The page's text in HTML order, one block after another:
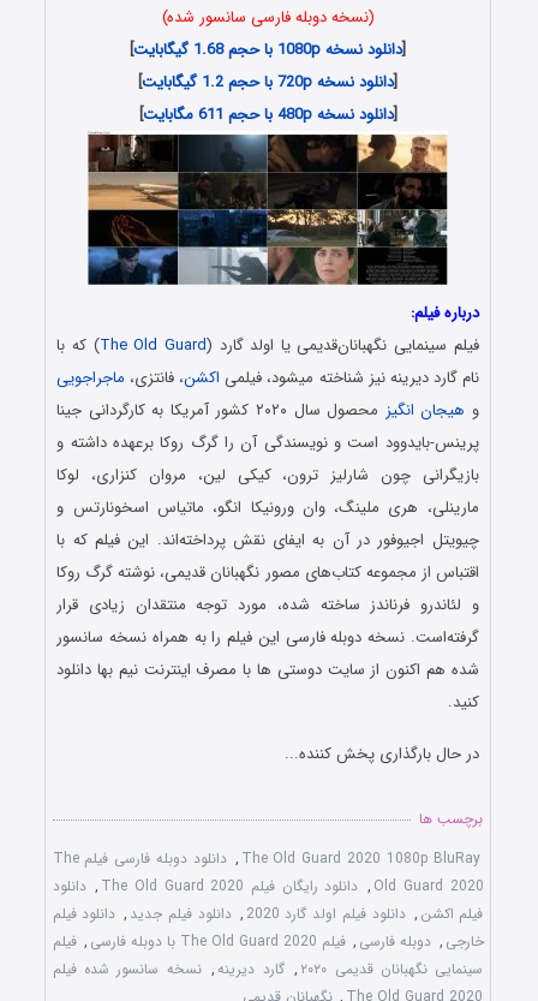
(نسخه دوبله فارسی سانسور شده)
[دانلود نسخه 1080p با حجم 1.68 گیگابایت
]
[دانلود نسخه 720p با حجم 1.2 گیگابایت
]
[دانلود نسخه 480p با حجم 611 مگابایت ]
درباره فیلم:
فیلم سینمایی نگهبانان‌قدیمی یا اولد گارد (The Old Guard) که با
نام گارد دیرینه نیز شناخته میشود، فیلمی اکشن، فانتزی، ماجراجویی
و هیجان انگیز
محصول سال ۲۰۲۰ کشور آمریکا به کارگردانی جینا
پرینس-بایدوود است و نویسندگی آن را گرگ روکا برعهده داشته و
بازیگرانی چون شارلیز ترون، کیکی لین، مروان کنزاری، لوکا
مارینلی، هری ملینگ، وان ورونیکا انگو، ماتیاس اسخونارتس و
چیویتل اجیوفور در آن به ایفای نقش پرداخته‌اند. این فیلم که با
اقتباس از مجموعه کتاب‌های مصور نگهبانان قدیمی، نوشته گرگ روکا
و لئاندرو فرناندز ساخته شده‌، مورد توجه منتقدان زیادی قرار
گرفته‌است. نسخه دوبله فارسی این فیلم را به همراه نسخه سانسور
شده هم اکنون از سایت دوستی ها با مصرف اینترنت نیم بها دانلود
کنید.
در حال بارگذاری پخش کننده...
برچسب ها
The Old Guard 2020 1080p BluRay
,
دانلود دوبله فارسی فیلم The
Old Guard 2020
, دانلود رایگان فیلم The Old Guard 2020 , دانلود
فیلم اکشن , دانلود فیلم اولد گارد 2020 , دانلود فیلم جدید , دانلود فیلم
خارجی , دوبله فارسی , فیلم The Old Guard 2020 با دوبله فارسی , فیلم
سینمایی نگهبانان قدیمی ۲۰۲۰
, گارد دیرینه, نسخه سانسور شده فیلم